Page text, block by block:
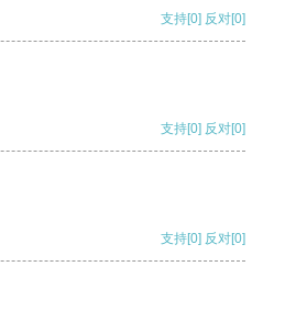
支持[0] 反对[0]
支持[0] 反对[0]
支持[0] 反对[0]